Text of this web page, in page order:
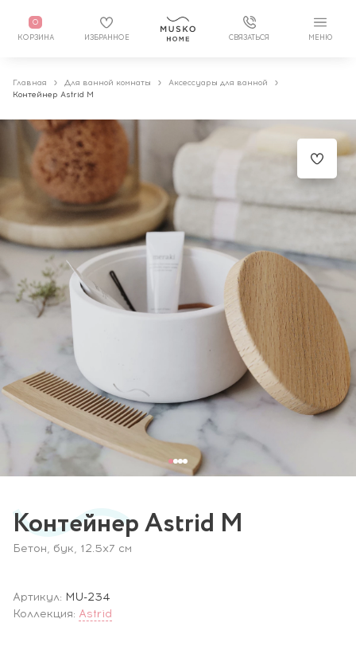
0
КОРЗИНА ИЗБРАННОЕ СВЯЗАТЬСЯ МЕНЮ
Главная Для ванной комнаты
Аксессуары для ванной
Контейнер Astrid M
Контейнер Astrid M
Бетон, бук, 12.5х7 см
Артикул: MU-234
Коллекция: Astrid